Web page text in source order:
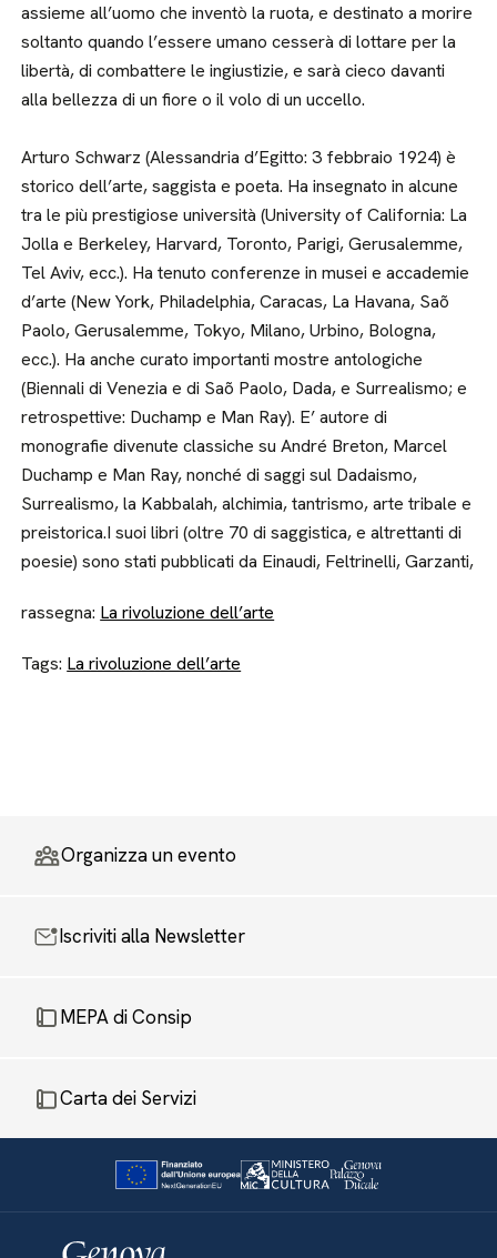
assieme all’uomo che inventò la ruota, e destinato a morire
soltanto quando l’essere umano cesserà di lottare per la
libertà, di combattere le ingiustizie, e sarà cieco davanti
alla bellezza di un fiore o il volo di un uccello.
Arturo Schwarz (Alessandria d’Egitto: 3 febbraio 1924) è
storico dell’arte, saggista e poeta. Ha insegnato in alcune
tra le più prestigiose università (University of California: La
Jolla e Berkeley, Harvard, Toronto, Parigi, Gerusalemme,
Tel Aviv, ecc.). Ha tenuto conferenze in musei e accademie
d’arte (New York, Philadelphia, Caracas, La Havana, Saõ
Paolo, Gerusalemme, Tokyo, Milano, Urbino, Bologna,
ecc.). Ha anche curato importanti mostre antologiche
(Biennali di Venezia e di Saõ Paolo, Dada, e Surrealismo; e
retrospettive: Duchamp e Man Ray). E’ autore di
monografie divenute classiche su André Breton, Marcel
Duchamp e Man Ray, nonché di saggi sul Dadaismo,
Surrealismo, la Kabbalah, alchimia, tantrismo, arte tribale e
preistorica.I suoi libri (oltre 70 di saggistica, e altrettanti di
poesie) sono stati pubblicati da Einaudi, Feltrinelli, Garzanti,
rassegna: La rivoluzione dell’arte
Tags: La rivoluzione dell’arte
Organizza un evento
Iscriviti alla Newsletter
MEPA di Consip
Carta dei Servizi